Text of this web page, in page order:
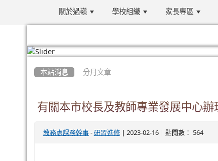
關於過嶺 學校組織 家長專區
本站消息 分月文章
有關本市校長及教師專業發展中心辦
教務處課務幹事- 研習進修| 2023-02-16 | 點閱數： 564